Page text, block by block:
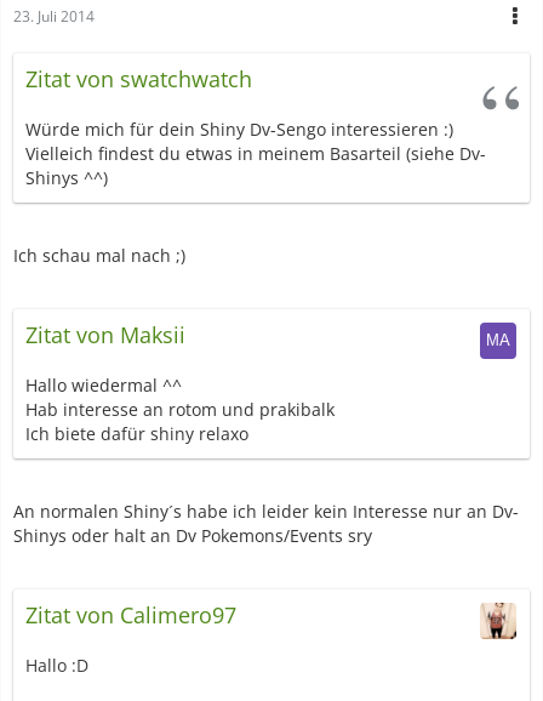
23. Juli 2014
Zitat von swatchwatch
Würde mich für dein Shiny Dv-Sengo interessieren :)
Vielleich findest du etwas in meinem Basarteil (siehe Dv-
Shinys ^^)
Ich schau mal nach ;)
Zitat von Maksii
Hallo wiedermal ^^
Hab interesse an rotom und prakibalk
Ich biete dafür shiny relaxo
An normalen Shiny´s habe ich leider kein Interesse nur an Dv-
Shinys oder halt an Dv Pokemons/Events sry
Zitat von Calimero97
Hallo :D